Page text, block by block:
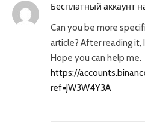
Бесплатный аккаунт
Can you be more
article? After reading it,
Hope you can help me.
https://
ref=JW3W4Y3A